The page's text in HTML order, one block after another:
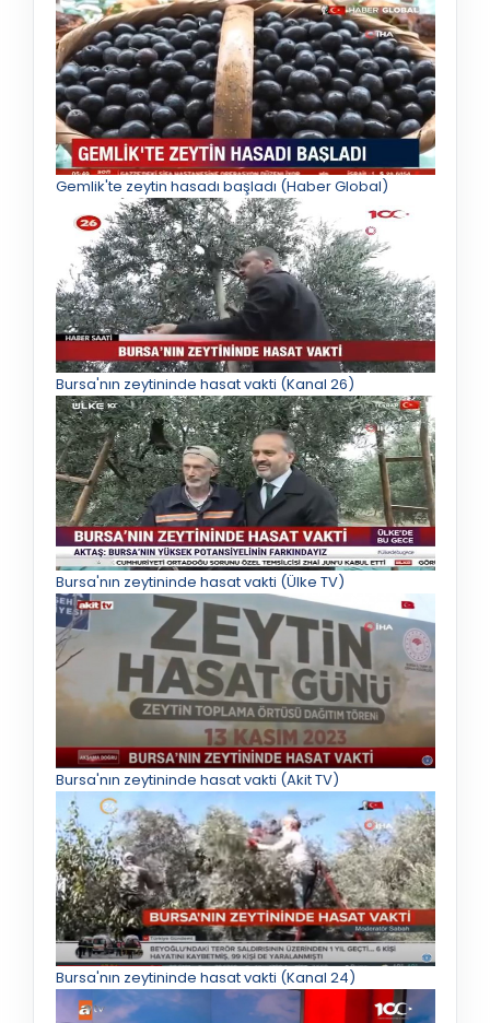
Gemlik'te zeytin hasadı başladı (Haber Global)
Bursa'nın zeytininde hasat vakti (Kanal 26)
Bursa'nın zeytininde hasat vakti (Ülke TV)
Bursa'nın zeytininde hasat vakti (Akit TV)
Bursa'nın zeytininde hasat vakti (Kanal 24)